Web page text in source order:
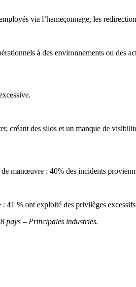
via l’hameçonnage, les
à des environnements ou des
créant des silos et un manque de
manœuvre : 40% des incidents
% ont exploité des privilèges
pays – Principales industries.